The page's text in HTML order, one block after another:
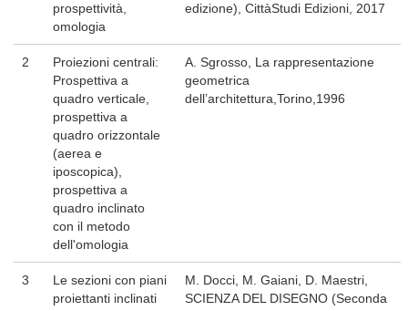
prospettività,
omologia
edizione), CittàStudi Edizioni, 2017
2
Proiezioni centrali:
Prospettiva a
quadro verticale,
prospettiva a
quadro orizzontale
(aerea e
iposcopica),
prospettiva a
quadro inclinato
con il metodo
dell'omologia
A. Sgrosso, La rappresentazione
geometrica
dell’architettura,Torino,1996
3
Le sezioni con piani
proiettanti inclinati
M. Docci, M. Gaiani, D. Maestri,
SCIENZA DEL DISEGNO (Seconda